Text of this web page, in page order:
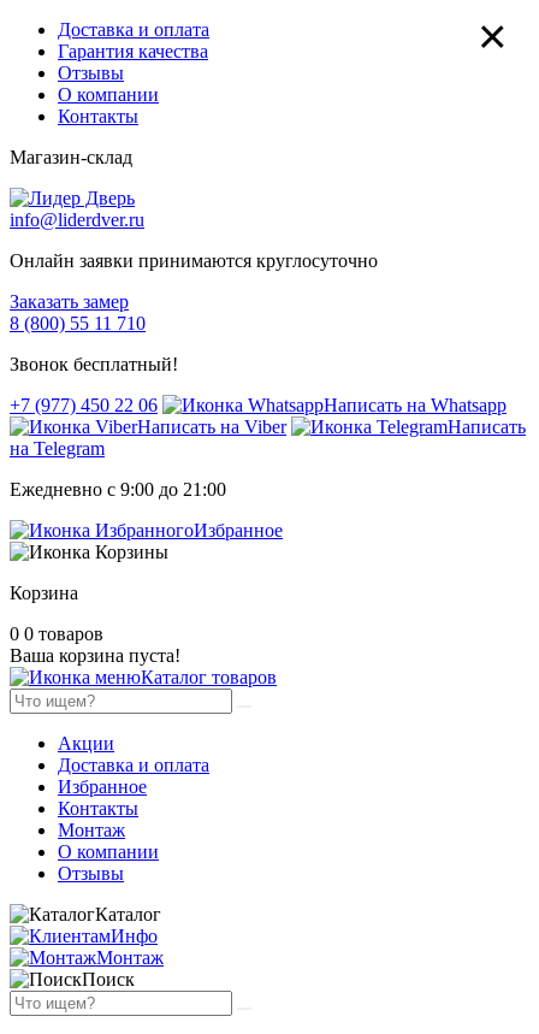
Доставка и оплата
Гарантия качества
Отзывы
О компании
Контакты
Магазин-склад
info@liderdver.ru
Онлайн заявки принимаются круглосуточно
Заказать замер
8 (800) 55 11 710
Звонок бесплатный!
+7 (977) 450 22 06
Написать на Whatsapp
Написать на Viber
Написать
на Telegram
Ежедневно с 9:00 до 21:00
Избранное
Корзина
0 0 товаров
Ваша корзина пуста!
Каталог товаров
Акции
Доставка и оплата
Избранное
Контакты
Монтаж
О компании
Отзывы
Каталог
Инфо
Монтаж
Поиск
×